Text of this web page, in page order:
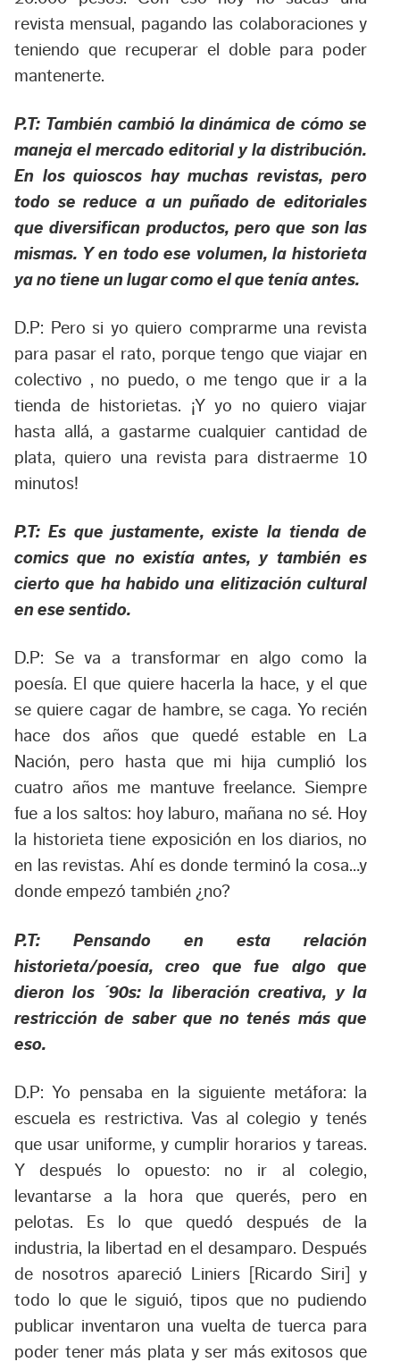
revista mensual, pagando las colaboraciones y
teniendo que recuperar el doble para poder
mantenerte.
P.T: También cambió la dinámica de cómo se
maneja el mercado editorial y la distribución.
En los quioscos hay muchas revistas, pero
todo se reduce a un puñado de editoriales
que diversifican productos, pero que son las
mismas. Y en todo ese volumen, la historieta
ya no tiene un lugar como el que tenía antes.
D.P: Pero si yo quiero comprarme una revista
para pasar el rato, porque tengo que viajar en
colectivo , no puedo, o me tengo que ir a la
tienda de historietas. ¡Y yo no quiero viajar
hasta allá, a gastarme cualquier cantidad de
plata, quiero una revista para distraerme 10
minutos!
P.T: Es que justamente, existe la tienda de
comics que no existía antes, y también es
cierto que ha habido una elitización cultural
en ese sentido.
D.P: Se va a transformar en algo como la
poesía. El que quiere hacerla la hace, y el que
se quiere cagar de hambre, se caga. Yo recién
hace dos años que quedé estable en La
Nación, pero hasta que mi hija cumplió los
cuatro años me mantuve freelance. Siempre
fue a los saltos: hoy laburo, mañana no sé. Hoy
la historieta tiene exposición en los diarios, no
en las revistas. Ahí es donde terminó la cosa…y
donde empezó también ¿no?
P.T: Pensando en esta relación
historieta/poesía, creo que fue algo que
dieron los ´90s: la liberación creativa, y la
restricción de saber que no tenés más que
eso.
D.P: Yo pensaba en la siguiente metáfora: la
escuela es restrictiva. Vas al colegio y tenés
que usar uniforme, y cumplir horarios y tareas.
Y después lo opuesto: no ir al colegio,
levantarse a la hora que querés, pero en
pelotas. Es lo que quedó después de la
industria, la libertad en el desamparo. Después
de nosotros apareció Liniers [Ricardo Siri] y
todo lo que le siguió, tipos que no pudiendo
publicar inventaron una vuelta de tuerca para
poder tener más plata y ser más exitosos que